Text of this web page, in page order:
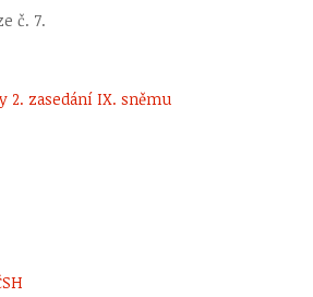
č. 7.
2. zasedání IX. sněmu